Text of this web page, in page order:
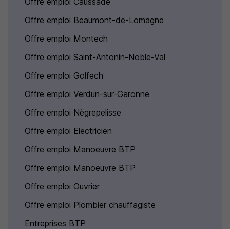
Offre emploi Beaumont-de-Lomagne
Offre emploi Montech
Offre emploi Saint-Antonin-Noble-Val
Offre emploi Golfech
Offre emploi Verdun-sur-Garonne
Offre emploi Nègrepelisse
Offre emploi Electricien
Offre emploi Manoeuvre BTP
Offre emploi Manoeuvre BTP
Offre emploi Ouvrier
Offre emploi Plombier chauffagiste
Entreprises BTP